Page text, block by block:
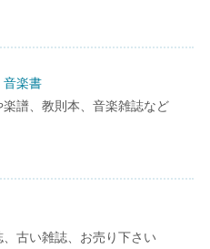
音楽書
譜、教則本、音楽雑誌など
古い雑誌、お売り下さい